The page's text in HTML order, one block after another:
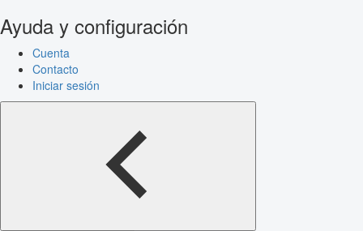
Ayuda y configuración
Cuenta
Contacto
Iniciar sesión